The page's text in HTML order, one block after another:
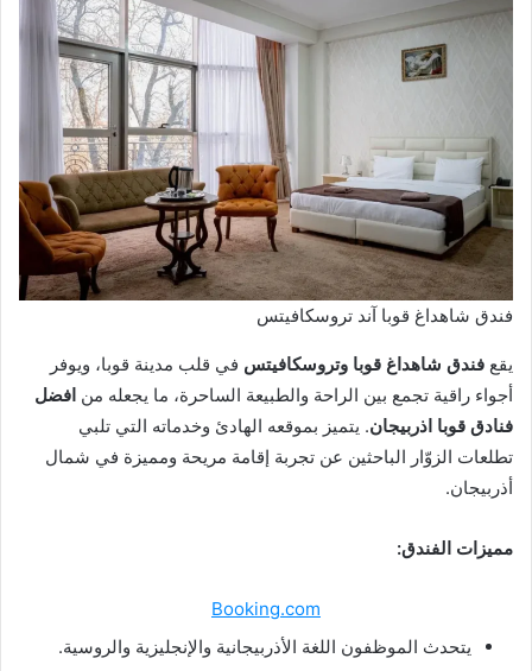
فندق شاهداغ قوبا آند تروسكافيتس
يقع فندق شاهداغ قوبا وتروسكافيتس في قلب مدينة قوبا، ويوفر
أجواء راقية تجمع بين الراحة والطبيعة الساحرة، ما يجعله من افضل
فنادق قوبا اذربيجان. يتميز بموقعه الهادئ وخدماته التي تلبي
تطلعات الزوّار الباحثين عن تجربة إقامة مريحة ومميزة في شمال
أذربيجان.
مميزات الفندق:
Booking.com
يتحدث الموظفون اللغة الأذربيجانية والإنجليزية والروسية.